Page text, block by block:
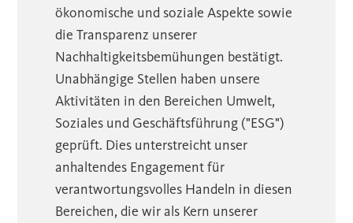
ökonomische und soziale Aspekte sowie
die Transparenz unserer
Nachhaltigkeitsbemühungen bestätigt.
Unabhängige Stellen haben unsere
Aktivitäten in den Bereichen Umwelt,
Soziales und Geschäftsführung ("ESG")
geprüft. Dies unterstreicht unser
anhaltendes Engagement für
verantwortungsvolles Handeln in diesen
Bereichen, die wir als Kern unserer